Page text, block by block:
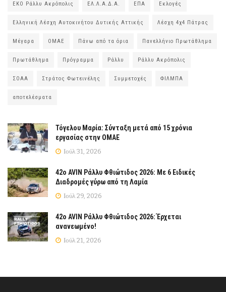
ΕΚΟ Ράλλυ Ακρόπολις ΕΛ.Λ.Α.Δ.Α. ΕΠΑ Εκλογές
Ελληνική Λέσχη Αυτοκινήτου Δυτικής Αττικής Λέσχη 4χ4 Πάτρας
Μέγαρα ΟΜΑΕ Πάνω από τα όρια Πανελλήνιο Πρωτάθλημα
Πρωτάθλημα Πρόγραμμα Ράλλυ Ράλλυ Ακρόπολις
ΣΟΑΑ Στράτος Φωτεινέλης Συμμετοχές ΦΙΛΜΠΑ
αποτελέσματα
Τόγελου Μαρία: Σύνταξη μετά από 15 χρόνια
εργασίας στην ΟΜΑΕ
Ιούλ 31, 2026
42ο AVIN Ράλλυ Φθιώτιδος 2026: Με 6 Ειδικές
Διαδρομές γύρω από τη Λαμία
Ιούλ 29, 2026
42ο AVIN Ράλλυ Φθιώτιδος 2026: Έρχεται
ανανεωμένο!
Ιούλ 21, 2026